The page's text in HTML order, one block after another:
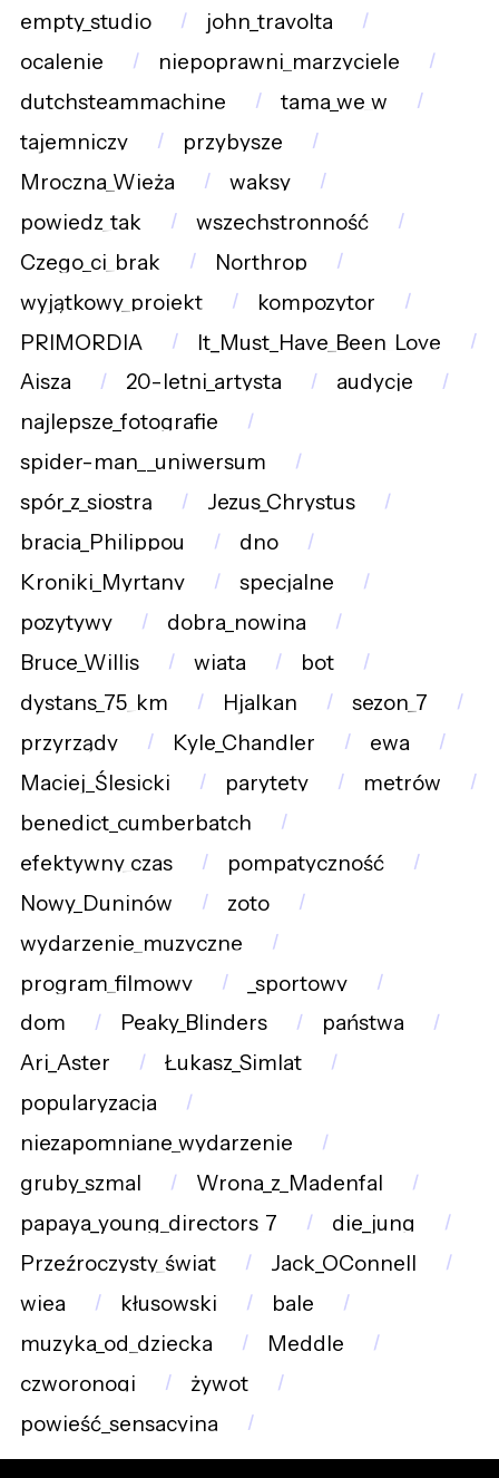
empty_studio
john_travolta
ocalenie
niepoprawni_marzyciele
dutchsteammachine
tama_we_w
tajemniczy
przybysze
Mroczna_Wieża
waksy
powiedz_tak
wszechstronność
Czego_ci_brak
Northrop
wyjątkowy_projekt
kompozytor
PRIMORDIA
It_Must_Have_Been_Love
Aisza
20-letni_artysta
audycje
najlepsze_fotografie
spider-man__uniwersum
spór_z_siostrą
Jezus_Chrystus
bracia_Philippou
dno
Kroniki_Myrtany
specjalne
pozytywy
dobra_nowina
Bruce_Willis
wiata
bot
dystans_75_km
Hjalkan
sezon_7
przyrządy
Kyle_Chandler
ewa
Maciej_Ślesicki
parytety
metrów
benedict_cumberbatch
efektywny_czas
pompatyczność
Nowy_Duninów
zoto
wydarzenie_muzyczne
program_filmowy
_sportowy
dom
Peaky_Blinders
państwa
Ari_Aster
Łukasz_Simlat
popularyzacja
niezapomniane_wydarzenie
gruby_szmal
Wrona_z_Madenfal
papaya_young_directors_7
die_jung
Przeźroczysty_świat
Jack_OConnell
wiea
kłusowski
bale
muzyka_od_dziecka
Meddle
czworonogi
żywot
powieść_sensacyjna